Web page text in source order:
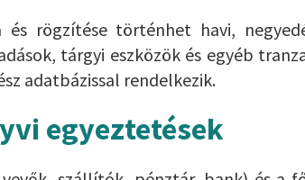
rögzítése történhet havi,
tárgyi eszközök és egyéb
adatbázissal rendelkezik.
egyeztetések